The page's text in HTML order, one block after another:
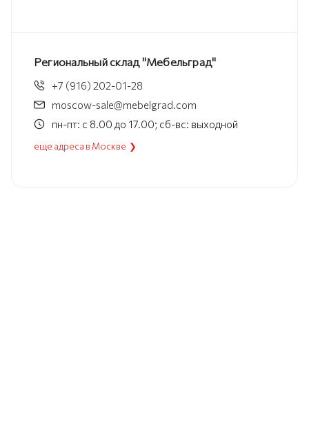
Региональный склад "Мебельград"
+7 (916) 202-01-28
moscow-sale@mebelgrad.com
пн-пт: с 8.00 до 17.00; сб-вс: выходной
еще адреса в Москве ❯